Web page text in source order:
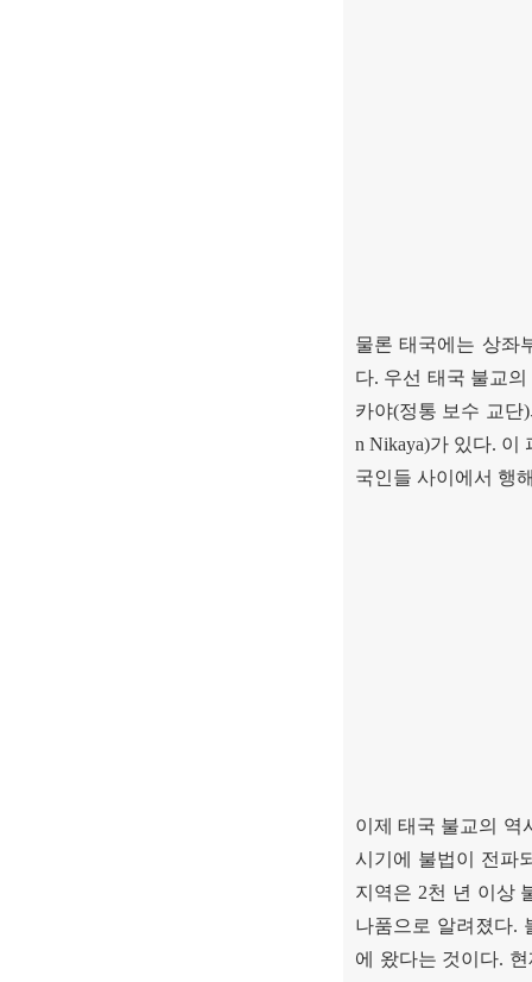
물론 태국에는 상좌
다. 우선 태국 불교
카야(정통 보수 교단)
n Nikaya)가 있다. 이
국인들 사이에서 행
이제 태국 불교의 역
시기에 불법이 전파
지역은 2천 년 이상
나품으로 알려졌다.
에 왔다는 것이다.